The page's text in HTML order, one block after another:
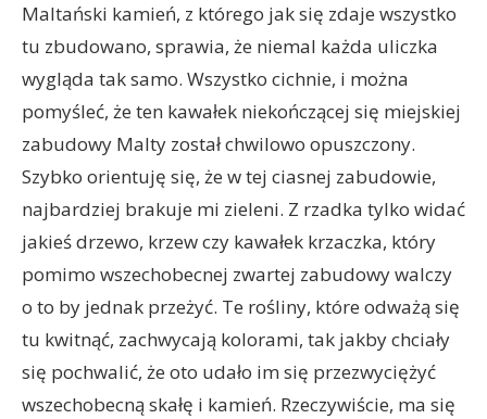
Maltański kamień, z którego jak się zdaje wszystko
tu zbudowano, sprawia, że niemal każda uliczka
wygląda tak samo. Wszystko cichnie, i można
pomyśleć, że ten kawałek niekończącej się miejskiej
zabudowy Malty został chwilowo opuszczony.
Szybko orientuję się, że w tej ciasnej zabudowie,
najbardziej brakuje mi zieleni. Z rzadka tylko widać
jakieś drzewo, krzew czy kawałek krzaczka, który
pomimo wszechobecnej zwartej zabudowy walczy
o to by jednak przeżyć. Te rośliny, które odważą się
tu kwitnąć, zachwycają kolorami, tak jakby chciały
się pochwalić, że oto udało im się przezwyciężyć
wszechobecną skałę i kamień. Rzeczywiście, ma się